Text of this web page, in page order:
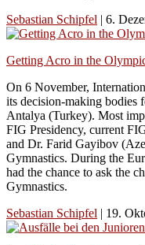
Sebastian Schipfel | 6.
Getting Acro in the
On 6 November,
its decision-making bodies
Antalya (Turkey). Most
FIG Presidency, current
and Dr. Farid Gayibov
Gymnastics. During the
had the chance to ask the
Gymnastics.
Sebastian Schipfel | 19.